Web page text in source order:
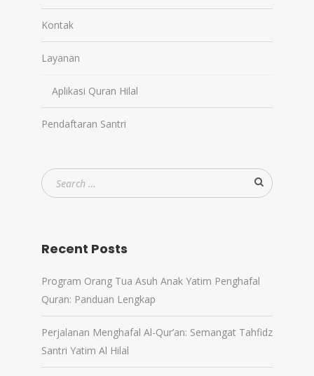
Kontak
Layanan
Aplikasi Quran Hilal
Pendaftaran Santri
Recent Posts
Program Orang Tua Asuh Anak Yatim Penghafal
Quran: Panduan Lengkap
Perjalanan Menghafal Al-Qur’an: Semangat Tahfidz
Santri Yatim Al Hilal